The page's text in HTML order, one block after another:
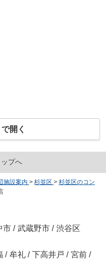
開く
プへ
施設案内 > 杉並区 > 杉並区のコン
市 / 武蔵野市 / 渋谷区
/ 牟礼 / 下高井戸 / 宮前 /